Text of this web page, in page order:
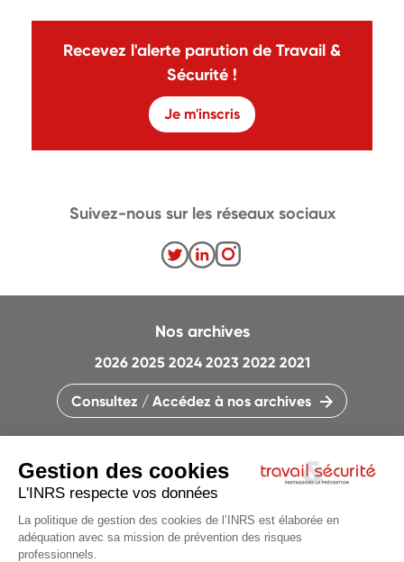
Recevez l'alerte parution de Travail &
Sécurité !
Je m'inscris
CONTACTEZ LA RÉDACTION
QUI SOMMES-NOUS ?
MENTIONS LÉGALES
Nos archives
2026 2025 2024 2023 2022 2021
Consultez / Accédez à nos archives
Suivez-nous sur les réseaux sociaux